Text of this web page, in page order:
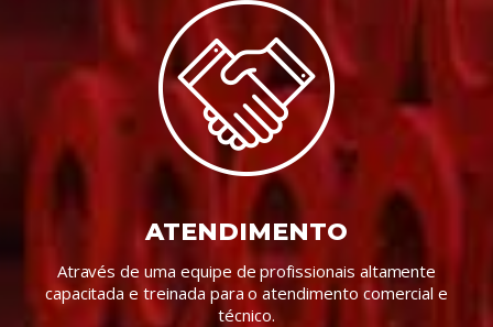
ATENDIMENTO
Através de uma equipe de profissionais altamente
capacitada e treinada para o atendimento comercial e
técnico.